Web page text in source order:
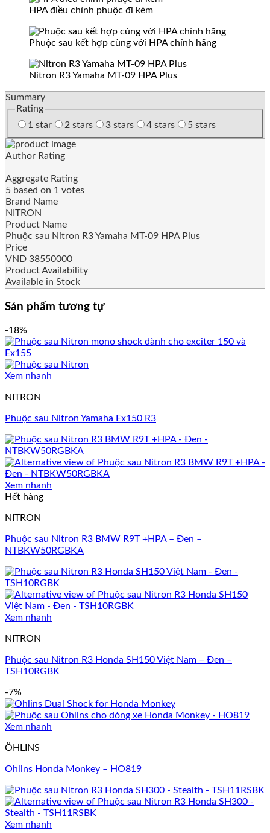
HPA điều chỉnh phuộc đi kèm
Phuộc sau kết hợp cùng với HPA chính hãng
Nitron R3 Yamaha MT-09 HPA Plus
Summary
Rating
1 star
2 stars 3 stars 4 stars 5 stars
Author Rating
Aggregate Rating
5 based on 1 votes
Brand Name
NITRON
Product Name
Phuộc sau Nitron R3 Yamaha MT-09 HPA Plus
Price
VND 38550000
Product Availability
Available in Stock
Sản phẩm tương tự
-18%
Xem nhanh
NITRON
Phuộc sau Nitron Yamaha Ex150 R3
Xem nhanh
Hết hàng
NITRON
Phuộc sau Nitron R3 BMW R9T +HPA – Đen –
NTBKW50RGBKA
Xem nhanh
NITRON
Phuộc sau Nitron R3 Honda SH150 Việt Nam – Đen –
TSH10RGBK
-7%
Xem nhanh
ÖHLINS
Ohlins Honda Monkey – HO819
Xem nhanh